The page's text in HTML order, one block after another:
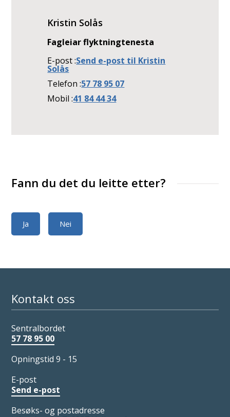
Kristin Solås
Fagleiar flyktningtenesta
E-postSend e-post til Kristin
Solås
Telefon57 78 95 07
Mobil41 84 44 34
Fann du det du leitte etter?
Ja Nei
Kontakt oss
Sentralbordet
57 78 95 00
Opningstid 9 - 15
E-post
Send e-post
Besøks- og postadresse